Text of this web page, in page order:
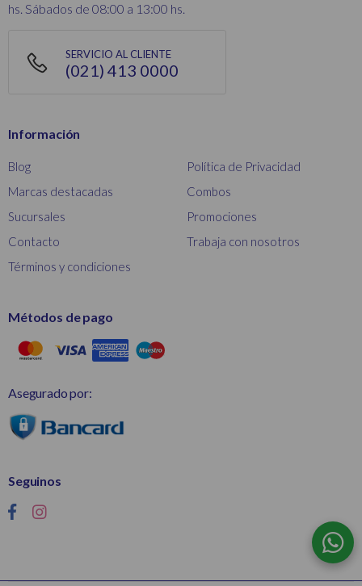
hs. Sábados de 08:00 a 13:00 hs.
SERVICIO AL CLIENTE
(021) 413 0000
Información
Blog
Marcas destacadas
Sucursales
Contacto
Términos y condiciones
Política de Privacidad
Combos
Promociones
Trabaja con nosotros
Métodos de pago
Asegurado por:
Seguinos